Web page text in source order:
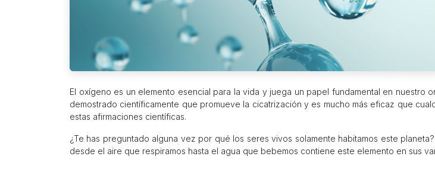
El oxígeno es un elemento esencial para la vida y juega un papel fundamental en
demostrado científicamente que promueve la cicatrización y es mucho más eficaz que
estas afirmaciones científicas.
¿Te has preguntado alguna vez por qué los seres vivos solamente habitamos este
desde el aire que respiramos hasta el agua que bebemos contiene este elemento en sus